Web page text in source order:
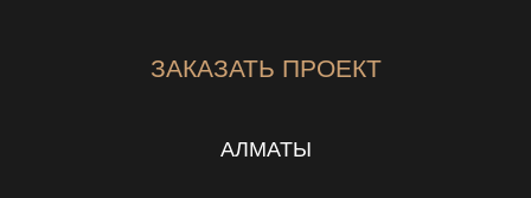
ЗАКАЗАТЬ ПРОЕКТ
АЛМАТЫ